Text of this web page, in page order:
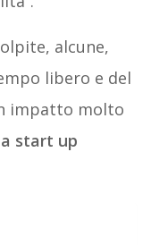
alcune,
libero e del
impatto molto
start up